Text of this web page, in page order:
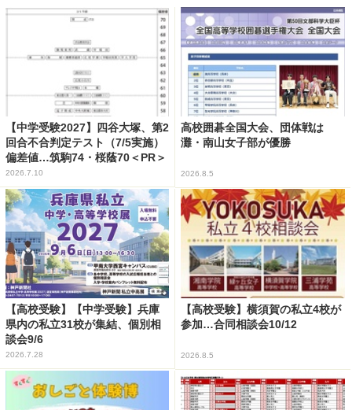
【中学受験2027】四谷大塚、第2
回合不合判定テスト（7/5実施）
偏差値…筑駒74・桜蔭70＜PR＞
2026.7.10
高校囲碁全国大会、団体戦は
灘・南山女子部が優勝
2026.8.5
【高校受験】【中学受験】兵庫
県内の私立31校が集結、個別相
談会9/6
2026.7.28
【高校受験】横須賀の私立4校が
参加…合同相談会10/12
2026.8.5